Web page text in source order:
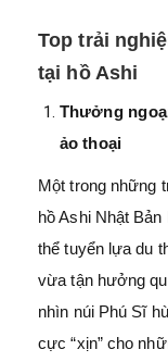
Top trải
tại hồ Ashi
Thưởng
ảo thoại
Một trong những
hồ Ashi Nhật
thể tuyển lựa du
vừa tận hưởng
nhìn núi Phú Sĩ
cực “xịn” cho